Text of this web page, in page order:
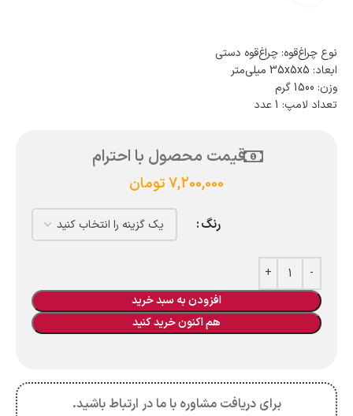
نوع چراغ‌قوه: چراغ‌قوه دستی
ابعاد: 35x5x5 میلی‌متر
وزن: 1500 گرم
تعداد لامپ: 1 عدد
قیمت محصول با احترام
7,200,000تومان
رنگ
افزودن به سبد خرید
هم اکنون خرید کنید
برای دریافت مشاوره با ما در ارتباط باشید.